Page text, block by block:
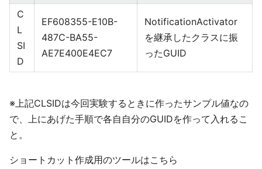
C
L
SI
D
EF608355-E10B-
487C-BA55-
AE7E400E4EC7
NotificationActivator
を継承したクラスに振
ったGUID
※上記CLSIDは今回実験するときに作ったサンプル値なの
で、上にあげた手順で各自自分のGUIDを作って入れるこ
と。
ショートカット作成用のツールはこちら